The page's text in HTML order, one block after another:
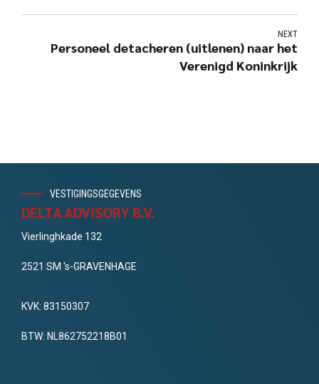
NEXT
Personeel detacheren (uitlenen) naar het
Verenigd Koninkrijk
VESTIGINGSGEGEVENS
DELTA ADVISORY B.V.
Vierlinghkade 132
2521 SM 's-GRAVENHAGE
KVK: 83150307
BTW: NL862752218B01